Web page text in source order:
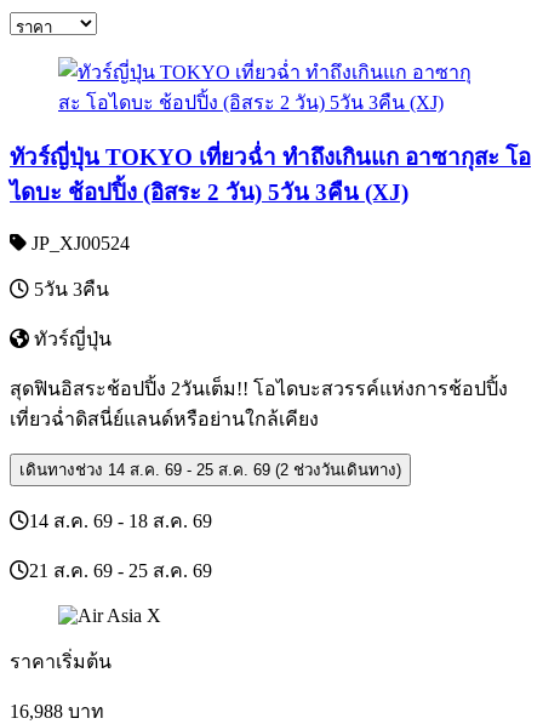
ทัวร์ญี่ปุ่น TOKYO เที่ยวฉ่ำ ทำถึงเกินแก อาซากุสะ โอ
ไดบะ ช้อปปิ้ง (อิสระ 2 วัน) 5วัน 3คืน (XJ)
JP_XJ00524
5วัน 3คืน
ทัวร์ญี่ปุ่น
สุดฟินอิสระช้อปปิ้ง 2วันเต็ม!! โอไดบะสวรรค์แห่งการช้อปปิ้ง
เที่ยวฉ่ำดิสนี่ย์แลนด์หรือย่านใกล้เคียง
เดินทางช่วง 14 ส.ค. 69 - 25 ส.ค. 69 (2 ช่วงวันเดินทาง)
14 ส.ค. 69 - 18 ส.ค. 69
21 ส.ค. 69 - 25 ส.ค. 69
ราคาเริ่มต้น
16,988 บาท